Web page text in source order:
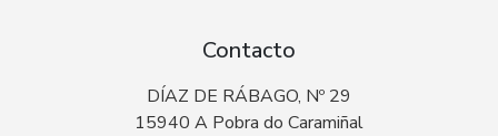
Contacto
DÍAZ DE RÁBAGO, Nº 29
15940 A Pobra do Caramiñal